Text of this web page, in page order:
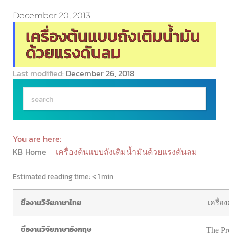
December 20, 2013
เครื่องต้นแบบถังเติมน้ำมัน
ด้วยแรงดันลม
Last modified: December 26, 2018
You are here:
KB Home
เครื่องต้นแบบถังเติมน้ำมันด้วยแรงดันลม
Estimated reading time:< 1 min
ชื่องานวิจัยภาษาไทย เครื่อ
ชื่องานวิจัยภาษาอังกฤษ The